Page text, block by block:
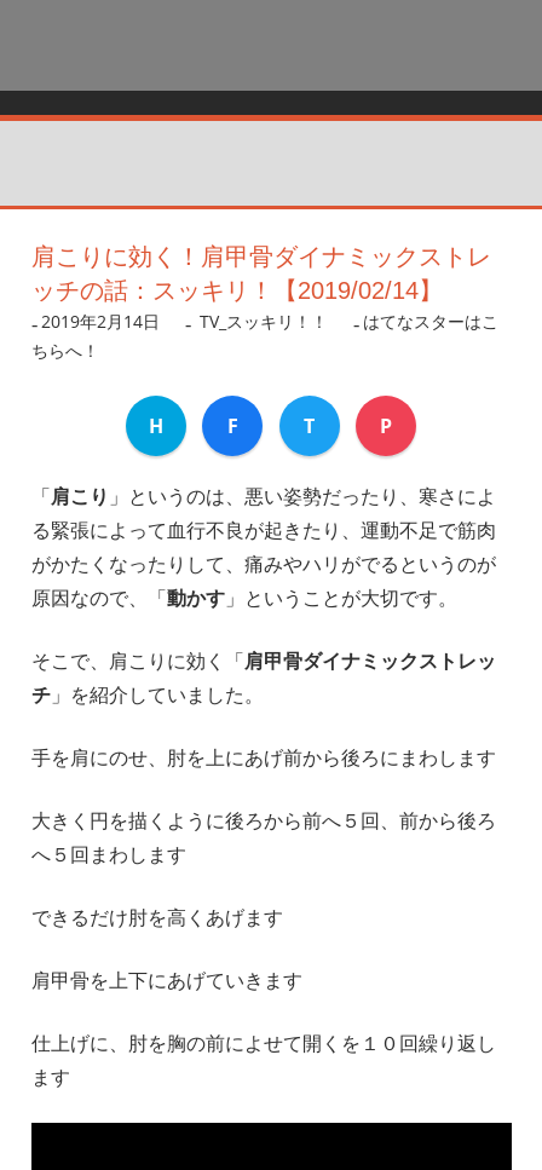
肩こりに効く！肩甲骨ダイナミックストレ
ッチの話：スッキリ！【2019/02/14】
2019年2月14日 nanigoto
TV_スッキリ！！
はてなスターはこ
ちらへ！
H F T P
「肩こり 」というのは、悪い姿勢だったり、寒さによ
る緊張によって血行不良が起きたり、運動不足で筋肉
がかたくなったりして、痛みやハリがでるというのが
原因なので、「動かす」ということが大切です。
そこで、肩こりに効く「肩甲骨ダイナミックストレッ
チ」を紹介していました。
手を肩にのせ、肘を上にあげ前から後ろにまわします
大きく円を描くように後ろから前へ５回、前から後ろ
へ５回まわします
できるだけ肘を高くあげます
肩甲骨を上下にあげていきます
仕上げに、肘を胸の前によせて開くを１０回繰り返し
ます